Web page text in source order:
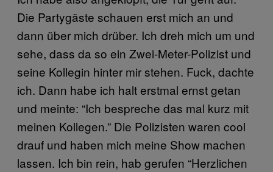
Die Partygäste schauen erst mich an und
dann über mich drüber. Ich dreh mich um und
sehe, dass da so ein Zwei-Meter-Polizist und
seine Kollegin hinter mir stehen. Fuck, dachte
ich. Dann habe ich halt erstmal ernst getan
und meinte: “Ich bespreche das mal kurz mit
meinen Kollegen.” Die Polizisten waren cool
drauf und haben mich meine Show machen
lassen. Ich bin rein, hab gerufen “Herzlichen